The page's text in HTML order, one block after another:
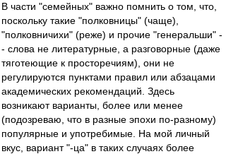
В части "семейных" важно помнить о том, что,
поскольку такие "полковницы" (чаще),
"полковничихи" (реже) и прочие "генеральши" -
- слова не литературные, а разговорные (даже
тяготеющие к просторечиям), они не
регулируются пунктами правил или абзацами
академических рекомендаций. Здесь
возникают варианты, более или менее
(подозреваю, что в разные эпохи по-разному)
популярные и употребимые. На мой личный
вкус, вариант "-ца" в таких случаях более